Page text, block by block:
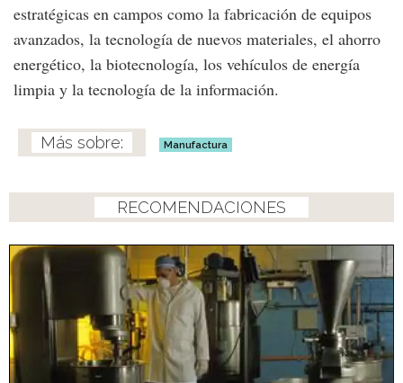
estratégicas en campos como la fabricación de equipos
avanzados, la tecnología de nuevos materiales, el ahorro
energético, la biotecnología, los vehículos de energía
limpia y la tecnología de la información.
Manufactura
RECOMENDACIONES